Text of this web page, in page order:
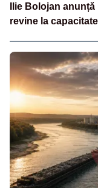
Ilie Bolojan
revine la